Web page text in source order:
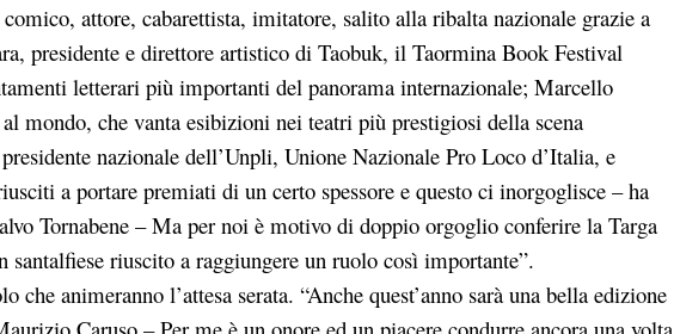
comico, attore, cabarettista, imitatore, salito alla ribalta nazionale grazie a
presidente e direttore artistico di Taobuk, il Taormina Book Festival
letterari più importanti del panorama internazionale; Marcello
mondo, che vanta esibizioni nei teatri più prestigiosi della scena
nazionale dell’Unpli, Unione Nazionale Pro Loco d’Italia, e
a portare premiati di un certo spessore e questo ci inorgoglisce – ha
Tornabene – Ma per noi è motivo di doppio orgoglio conferire la Targa
santalfiese riuscito a raggiungere un ruolo così importante”.
che animeranno l’attesa serata. “Anche quest’anno sarà una bella edizione